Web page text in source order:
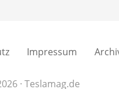
Impressum
· Teslamag.de